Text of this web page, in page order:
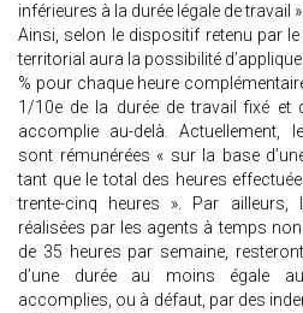
inférieures à la durée légale de travail ».
Ainsi, selon le dispositif retenu par
territorial aura la possibilité
% pour chaque heure
1/10e de la durée de travail fixé et
accomplie au-delà. Actuellement,
sont rémunérées « sur la base
tant que le total des heures
trente-cinq heures ». Par ailleurs,
réalisées par les agents à temps
de 35 heures par semaine,
d’une durée au moins égale
accomplies, ou à défaut, par des